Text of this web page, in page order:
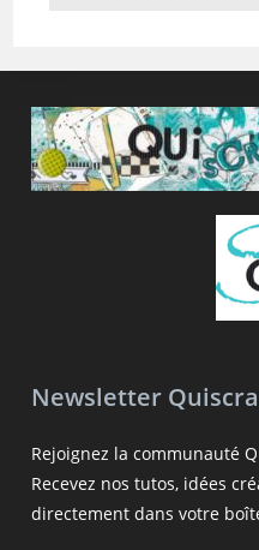
Newsletter
Rejoignez la communauté
Recevez nos tutos, idées
directement dans votre